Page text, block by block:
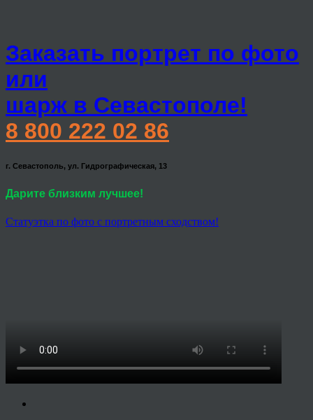
Заказать портрет по фото
или
шарж в Севастополе!
8 800 222 02 86
г. Севастополь, ул. Гидрографическая, 13
Дарите близким лучшее!
Статуэтка по фото с портретным сходством!